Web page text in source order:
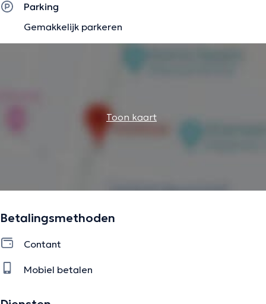
Parking
Gemakkelijk parkeren
Toon kaart
Betalingsmethoden
Contant
Mobiel betalen